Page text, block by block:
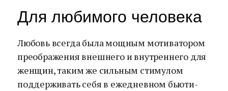
Для любимого человека
Любовь всегда была мощным мотиватором
преображения внешнего и внутреннего для
женщин, таким же сильным стимулом
поддерживать себя в ежедневном бьюти-